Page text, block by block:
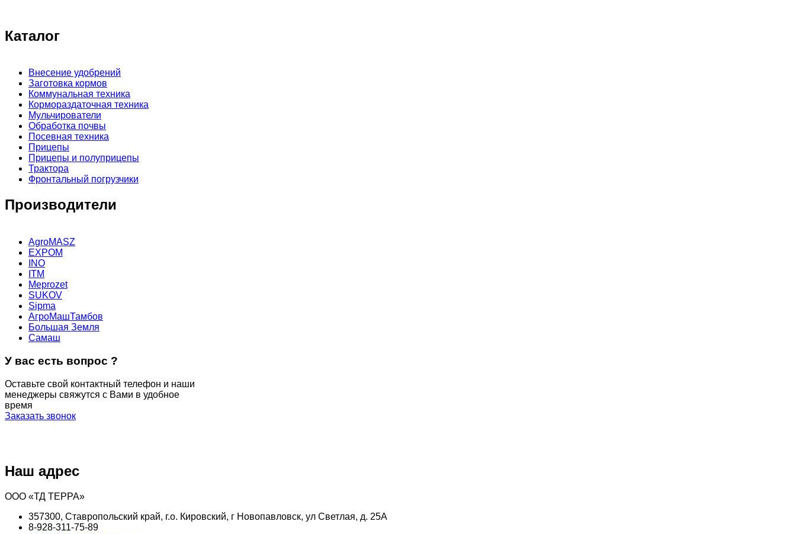
Каталог
Внесение удобрений
Заготовка кормов
Коммунальная техника
Кормораздаточная техника
Мульчирователи
Обработка почвы
Посевная техника
Прицепы
Прицепы и полуприцепы
Трактора
Фронтальный погрузчики
Производители
AgroMASZ
EXPOM
INO
ITM
Meprozet
SUKOV
Sipma
АгроМашТамбов
Большая Земля
Самаш
У вас есть вопрос ?
Оставьте свой контактный телефон и наши
менеджеры свяжутся с Вами в удобное
время
Заказать звонок
Наш адрес
ООО «ТД ТЕРРА»
357300, Ставропольский край, г.о. Кировский, г Новопавловск, ул Светлая, д. 25А
8-928-311-75-89